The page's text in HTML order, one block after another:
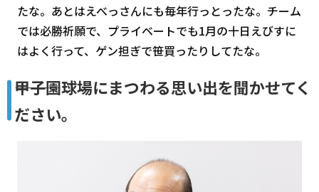
たな。あとはえべっさんにも毎年行っとったな。チーム
では必勝祈願で、プライベートでも1月の十日えびすに
はよく行って、ゲン担ぎで笹買ったりしてたな。
―――甲子園球場にまつわる思い出を聞かせてく
ださい。